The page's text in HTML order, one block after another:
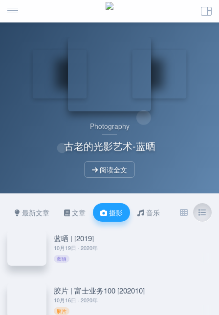
Photography
古老的光影艺术-蓝晒
阅读全文
最新文章 文章 摄影 音乐
10月19日 · 2020年
蓝晒 | [2019]
蓝晒
10月16日 · 2020年
胶片 | 富士业务100 [202010]
胶片